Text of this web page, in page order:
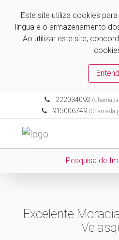
Este site utiliza cookies
língua e o armazenamento
Ao utilizar este site,
222034092(Chamada
915006749 (Chamada
Pesquisa de
Excelente